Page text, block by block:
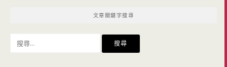
文章關鍵字搜尋